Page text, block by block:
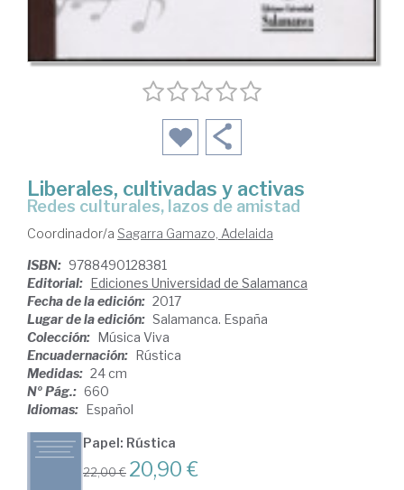
Liberales, cultivadas y activas
redes culturales, lazos de amistad
Coordinador/a Sagarra Gamazo, Adelaida
ISBN: 9788490128381
Editorial: Ediciones Universidad de Salamanca
Fecha de la edición: 2017
Lugar de la edición: Salamanca. España
Colección: Música Viva
Encuadernación: Rústica
Medidas: 24 cm
Nº Pág.: 660
Idiomas: Español
Papel: Rústica
22,00 € 20,90 €